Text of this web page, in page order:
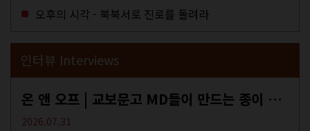
오후의 시각 - 북북서로 진로를 돌려라
인터뷰 Interviews
온 앤 오프 | 교보문고 MD들이 만드는 종이 잡지 <어떤>
2026.07.31